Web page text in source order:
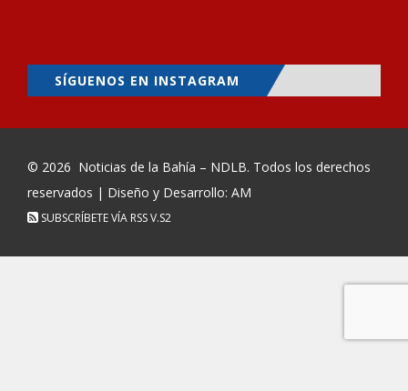
SÍGUENOS EN INSTAGRAM
© 2026 Noticias de la Bahía – NDLB. Todos los derechos
reservados | Diseño y Desarrollo: AM
SUBSCRÍBETE VÍA RSSV.S2